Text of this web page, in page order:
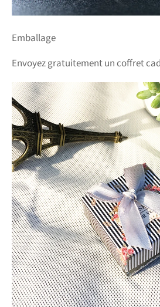
Emballage
Envoyez gratuitement un coffret